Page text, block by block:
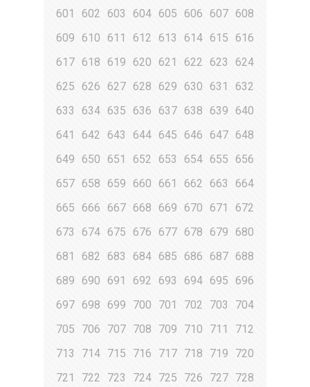
601
602 603 604 605 606 607 608
609
610 611 612 613 614 615
616
617 618 619 620 621 622 623
624
625
626 627 628 629 630 631
632
633
634 635 636 637 638 639 640
641
642 643 644 645 646 647 648
649
650 651 652 653 654 655 656
657 658 659 660 661 662 663
664
665
666 667 668 669 670 671
672
673
674 675 676 677 678 679
680
681
682 683 684 685 686 687 688
689
690 691 692 693 694 695
696
697 698 699 700 701 702 703
704
705
706 707 708 709 710 711
712
713
714 715 716 717 718 719
720
721
722 723 724 725 726 727 728